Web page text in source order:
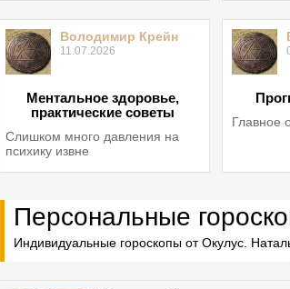
Володимир Крейн
11.07.2026
Ментальное здоровье,
практические советы
Слишком много давления на
психику извне
Главное
Персональные
Индивидуальные гороскопы от Окулус.